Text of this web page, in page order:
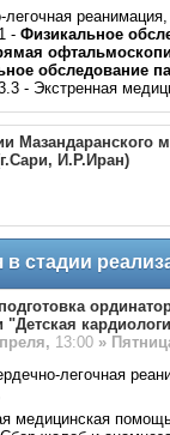
легочная
- Физикальное
обследование
- Экстренная
Мазандаранского
И.Р.Иран)
стадии
"Детская
13:00 »
легочная
медицинская